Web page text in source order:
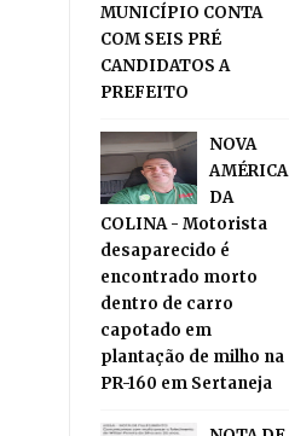
MUNICÍPIO CONTA
COM SEIS PRÉ
CANDIDATOS A
PREFEITO
NOVA
AMÉRICA
DA
COLINA - Motorista
desaparecido é
encontrado morto
dentro de carro
capotado em
plantação de milho na
PR-160 em Sertaneja